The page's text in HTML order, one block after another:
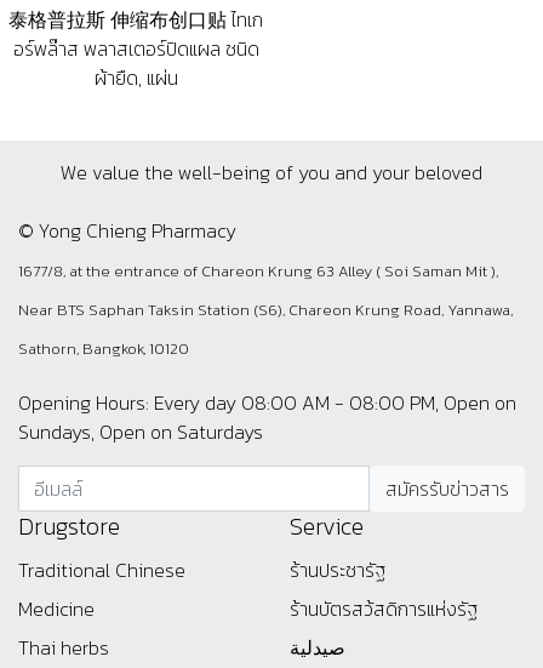
泰格普拉斯 伸缩布创口贴 ไทเก
อร์พล๊าส พลาสเตอร์ปิดแผล ชนิด
ผ้ายืด, แผ่น
We value the well-being of you and your beloved
© Yong Chieng Pharmacy
1677/8, at the entrance of Chareon Krung 63 Alley ( Soi Saman Mit ),
Near BTS Saphan Taksin Station (S6), Chareon Krung Road, Yannawa,
Sathorn, Bangkok, 10120
Opening Hours: Every day 08:00 AM - 08:00 PM, Open on
Sundays, Open on Saturdays
Drugstore
Traditional Chinese
Medicine
Thai herbs
Service
ร้านประชารัฐ
ร้านบัตรสว้สดิการแห่งรัฐ
صيدلية